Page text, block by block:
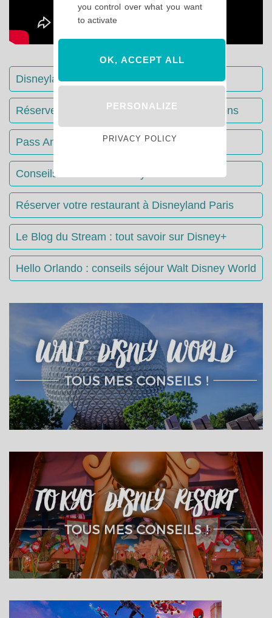
Disneyland Paris : Le guide complet
Réserver votre séjour : toutes les informations
Pass Annuels Disney : informations
Conseils & Astuces Disneyland Paris
Réserver votre restaurant à Disneyland Paris
Le Blog du Stream : tout savoir sur Disney+
Hello Orlando : conseils séjour Walt Disney World
you control over what you want
to activate
OK, ACCEPT ALL
PERSONALIZE
PRIVACY POLICY